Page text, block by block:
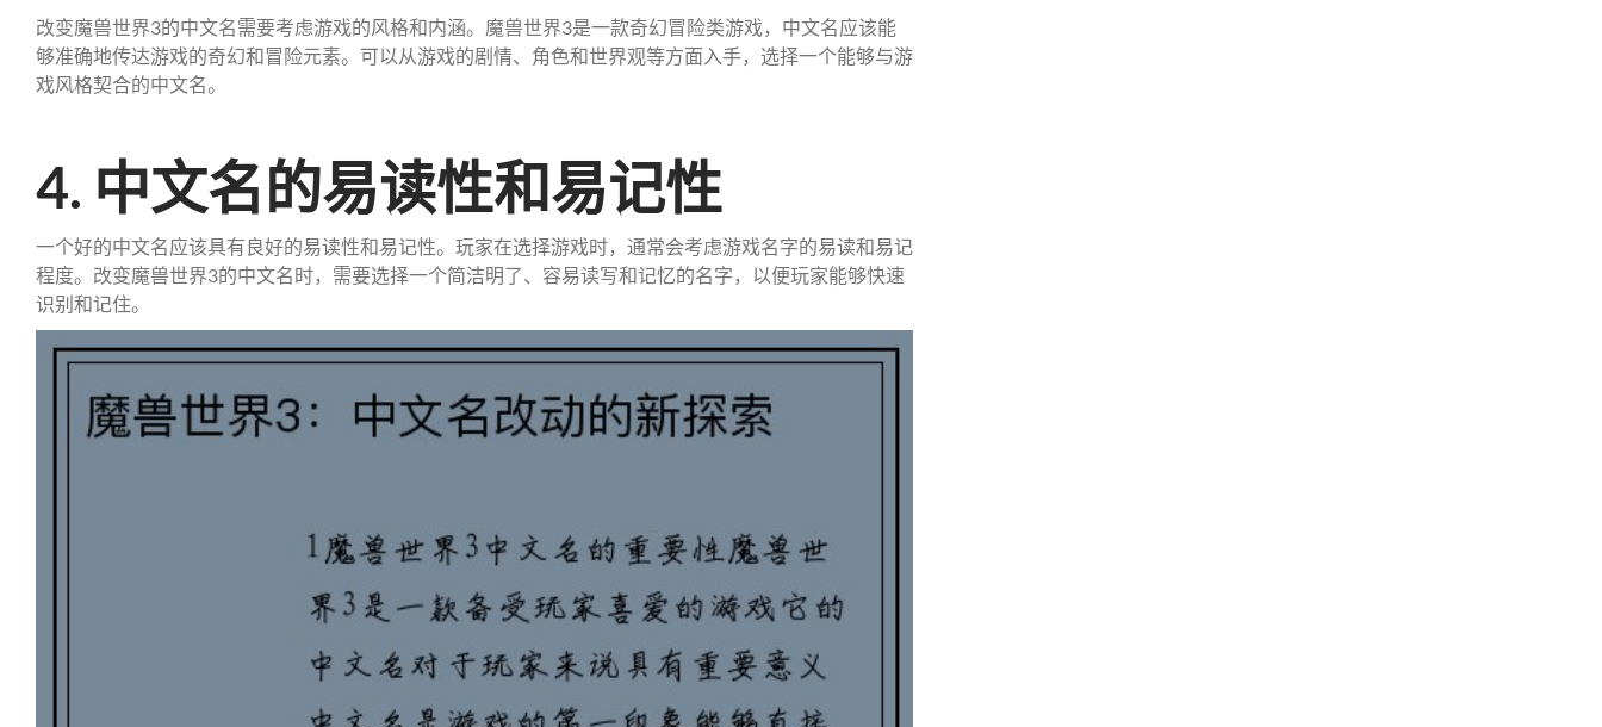
改变魔兽世界3的中文名需要考虑游戏的风格和内涵。魔兽世界3是一款奇幻冒险类游戏，中文名应该能
够准确地传达游戏的奇幻和冒险元素。可以从游戏的剧情、角色和世界观等方面入手，选择一个能够与游
戏风格契合的中文名。
4. 中文名的易读性和易记性
一个好的中文名应该具有良好的易读性和易记性。玩家在选择游戏时，通常会考虑游戏名字的易读和易记
程度。改变魔兽世界3的中文名时，需要选择一个简洁明了、容易读写和记忆的名字，以便玩家能够快速
识别和记住。